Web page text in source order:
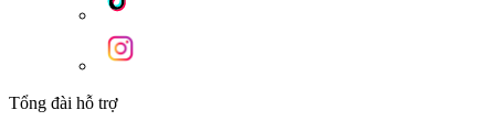
Tổng đài hỗ trợ